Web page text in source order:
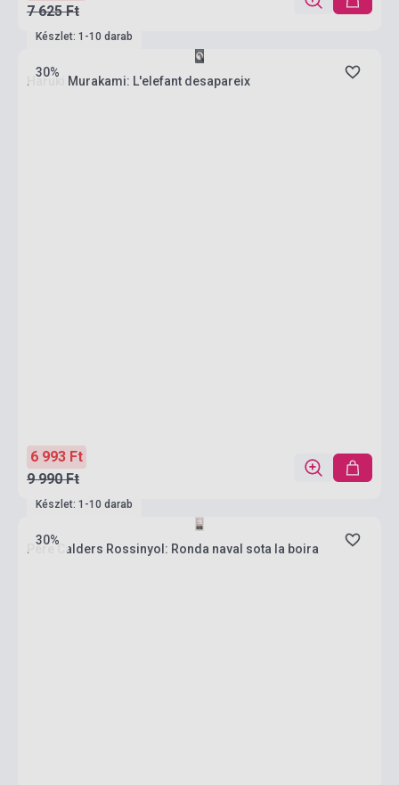
7 625 Ft
30%
Készlet: 1-10 darab
Haruki Murakami: L'elefant desapareix
6 993 Ft
9 990 Ft
30%
Készlet: 1-10 darab
Pere Calders Rossinyol: Ronda naval sota la boira